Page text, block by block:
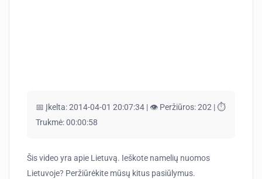
📅 Įkelta:2014-04-01 20:07:34 | 👁️ Peržiūros:202 | ⏱️
Trukmė:00:00:58
Šis video yra apie Lietuvą. Ieškote namelių nuomos
Lietuvoje? Peržiūrėkite mūsų kitus pasiūlymus.